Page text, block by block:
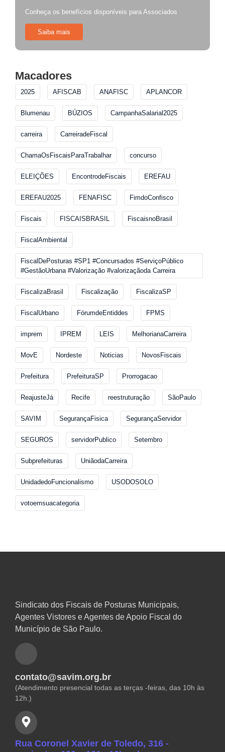
Conheça os benefícios disponíveis para Associados
Saiba mais
Macadores
2025 AFISCAB ANAFISC APLANCOR
Blumenau BÚZIOS CampanhaSalarial2025
carreira CarreiradeFiscal
ChamaOsFiscaisParaTrabalhar concurso
ELEIÇÕES EncontrodeFiscais EREFAU
EREFAU2025 FENAFISC FimdoConfisco
Fiscais FISCAISBRASIL FiscaisnoBrasil
FiscalAmbiental
FiscalDePosturas #SP1 #Concursados #ServiçoPúblico
#GestãoUrbana #Valorização #valorizaçãoda Carreira
FiscalizaBrasil Fiscalização FiscalizaSP
FiscalUrbano FórumdeEntiddes FPMS
imprem IPREM LEIS MelhorianaCarreira
MovE Nordeste Noticias NovosFiscais
Prefeitura PrefeituraSP Prorrogacao
ReajusteJá Recife reestruturação SãoPaulo
SAVIM SegurançaFisica SegurançaServidor
SEGUROS servidorPublico Setembro
Subprefeituras UniãodaCarreira
UnidadedoFuncionalismo USODOSOLO
votoemsuacategoria
Sindicato dos Fiscais de Posturas Municipais,
Agentes Vistores e Agentes de Apoio Fiscal do
Município de São Paulo.
contato@savim.org.br
(Atendimento presencial todas as terças -feiras, das 10h às
12h.)
Rua Coronel Xavier de Toledo, 316 -